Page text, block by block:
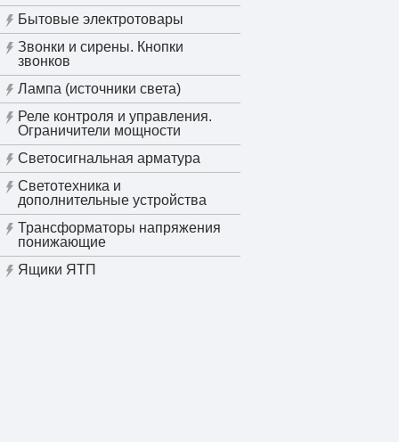
Бытовые электротовары
Звонки и сирены. Кнопки
звонков
Лампа (источники света)
Реле контроля и управления.
Ограничители мощности
Светосигнальная арматура
Светотехника и
дополнительные устройства
Трансформаторы напряжения
понижающие
Ящики ЯТП